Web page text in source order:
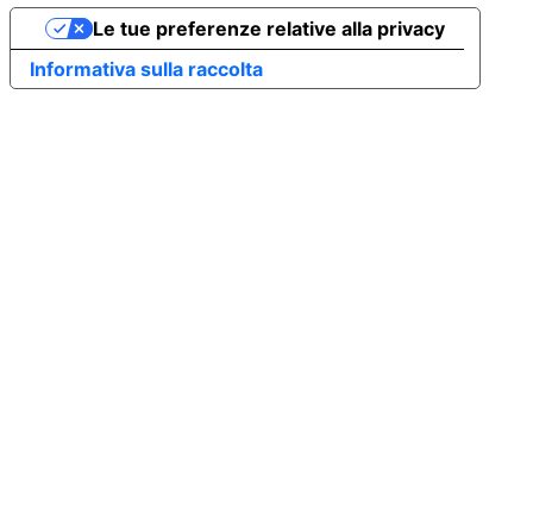
Informativa sulla raccolta
Le tue preferenze relative alla privacy